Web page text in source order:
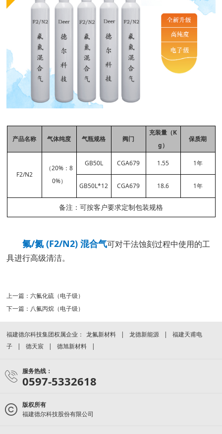
产品名称 气体纯度 气瓶规格 阀门
充装量（K
g）
保质期
F2/N2
（20%：8
0%）
GB50L CGA679 1.55 1年
GB50L*12 CGA679 18.6 1年
备注：可按客户要求定制包装规格
氟/氮 (F2/N2) 混合气可对干法蚀刻过程中使用的工
具进行高级清洁。
上一篇：六氟化硫（电子级）
下一篇： 八氟丙烷（电子级）
福建德尔科技集团权属企业： 龙氟新材料 龙德新能源
福建天甫电
子
德天宸 德旭新材料
服务热线：
0597-5332618
版权所有
福建德尔科技股份有限公司